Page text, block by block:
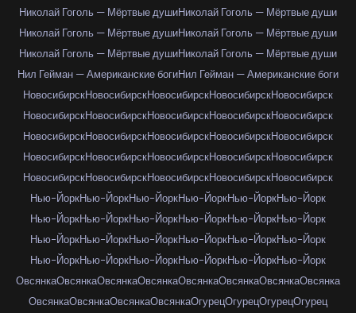
Николай Гоголь — Мёртвые душиНиколай Гоголь — Мёртвые души
Николай Гоголь — Мёртвые душиНиколай Гоголь — Мёртвые души
Николай Гоголь — Мёртвые душиНиколай Гоголь — Мёртвые души
Нил Гейман — Американские богиНил Гейман — Американские боги
НовосибирскНовосибирскНовосибирскНовосибирскНовосибирск
НовосибирскНовосибирскНовосибирскНовосибирскНовосибирск
НовосибирскНовосибирскНовосибирскНовосибирскНовосибирск
НовосибирскНовосибирскНовосибирскНовосибирскНовосибирск
НовосибирскНовосибирскНовосибирскНовосибирскНовосибирск
Нью-ЙоркНью-ЙоркНью-ЙоркНью-ЙоркНью-ЙоркНью-Йорк
Нью-ЙоркНью-ЙоркНью-ЙоркНью-ЙоркНью-ЙоркНью-Йорк
Нью-ЙоркНью-ЙоркНью-ЙоркНью-ЙоркНью-ЙоркНью-Йорк
Нью-ЙоркНью-ЙоркНью-ЙоркНью-ЙоркНью-ЙоркНью-Йорк
ОвсянкаОвсянкаОвсянкаОвсянкаОвсянкаОвсянкаОвсянкаОвсянка
ОвсянкаОвсянкаОвсянкаОвсянкаОгурецОгурецОгурецОгурец